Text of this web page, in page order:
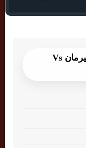
بطاقة مباراة باريس سان جيرمان Vs